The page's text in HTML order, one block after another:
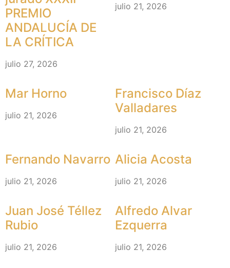
PREMIO
ANDALUCÍA DE
LA CRÍTICA
julio 27, 2026
julio 21, 2026
Mar Horno
julio 21, 2026
Francisco Díaz
Valladares
julio 21, 2026
Fernando Navarro
julio 21, 2026
Alicia Acosta
julio 21, 2026
Juan José Téllez
Rubio
julio 21, 2026
Alfredo Alvar
Ezquerra
julio 21, 2026